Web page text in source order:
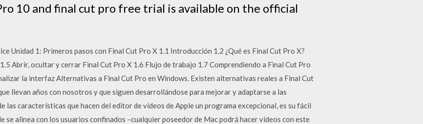
10 and final cut pro free trial is available on the official
Unidad 1: Primeros pasos con Final Cut Pro X 1.1 Introducción 1.2 ¿Qué es Final Cut Pro X?
Abrir, ocultar y cerrar Final Cut Pro X 1.6 Flujo de trabajo 1.7 Comprendiendo a Final Cut Pro
la interfaz Alternativas a Final Cut Pro en Windows. Existen alternativas reales a Final Cut
llevan años con nosotros y que siguen desarrollándose para mejorar y adaptarse a las
las características que hacen del editor de vídeos de Apple un programa excepcional, es su fácil
se alinea con los usuarios confinados –cualquier poseedor de Mac podrá hacer vídeos con este